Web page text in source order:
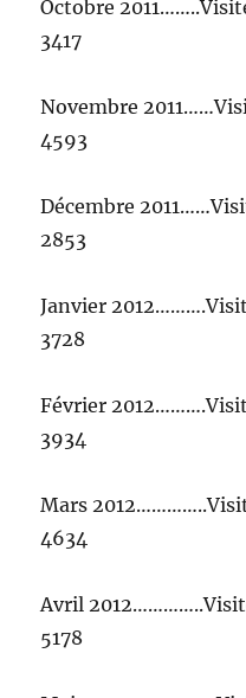
Octobre
3417
Novembre
4593
Décembre
2853
Janvier
3728
Février
3934
Mars
4634
Avril
5178